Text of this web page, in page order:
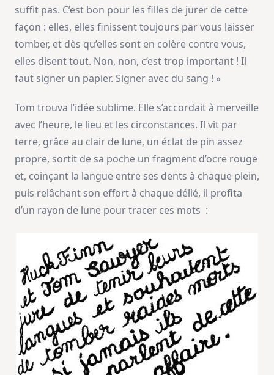
suffit pas. C’est bon pour les filles de jurer de cette
façon : elles, elles finissent toujours par vous laisser
tomber, et dès qu’elles sont en colère contre vous,
elles disent tout. Non, non, c’est trop important ! Il
faut signer un papier. Signer avec du sang ! »
Tom trouva l’idée sublime. Elle s’accordait à merveille
avec l’heure, le lieu et les circonstances. Il vit par
terre, grâce au clair de lune, un éclat de pin assez
propre, sortit de sa poche un fragment d’ocre rouge
et, coinçant la langue entre ses dents à chaque plein,
puis relâchant son effort à chaque délié, il profita
d’un rayon de lune pour tracer ces mots :